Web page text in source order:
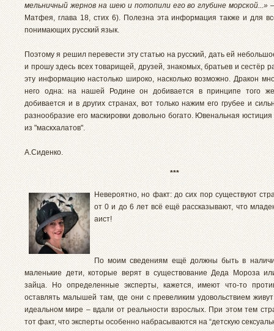
мельничный жернов на шею и потопили его во глубине морской...»
Матфея, глава 18, стих 6). Полезна эта информация также и для
понимающих русский язык.
Поэтому я решил перевести эту статью на русский, дать ей
и прошу здесь всех товарищей, друзей, знакомых, братьев и сестёр
эту информацию настолько широко, насколько возможно. Дракон
него одна: на нашей Родине он добивается в принципе того же
добивается и в других странах, вот только нажим его грубее и
разнообразие его маскировки довольно богато. Ювенальная
из "маскхалатов".
А.Сиденко.
***
Невероятно, но факт: до сих пор существуют
от 0 и до 6 лет всё ещё рассказывают, что
аист!
По моим сведениям ещё должны быть в
маленькие дети, которые верят в существование Деда Мороза
зайца. Но определенные эксперты, кажется, имеют что-то
оставлять малышей там, где они с превеликим удовольствием
идеальном мире – вдали от реальности взрослых. При этом тем
тот факт, что эксперты особенно набрасываются на “детскую